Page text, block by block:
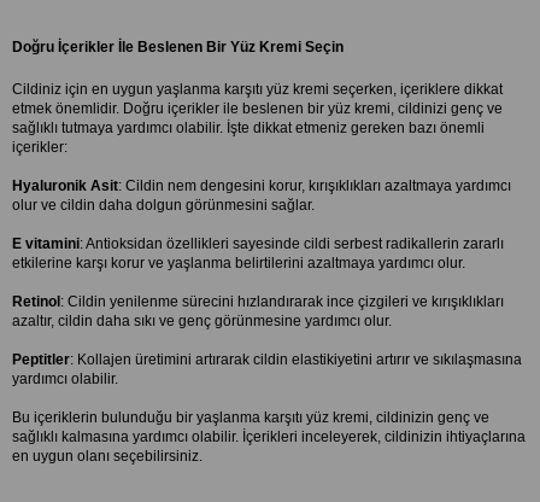
Doğru İçerikler İle Beslenen Bir Yüz Kremi Seçin
Cildiniz için en uygun yaşlanma karşıtı yüz kremi seçerken, içeriklere dikkat
etmek önemlidir. Doğru içerikler ile beslenen bir yüz kremi, cildinizi genç ve
sağlıklı tutmaya yardımcı olabilir. İşte dikkat etmeniz gereken bazı önemli
içerikler:
Hyaluronik Asit: Cildin nem dengesini korur, kırışıklıkları azaltmaya yardımcı
olur ve cildin daha dolgun görünmesini sağlar.
E vitamini: Antioksidan özellikleri sayesinde cildi serbest radikallerin zararlı
etkilerine karşı korur ve yaşlanma belirtilerini azaltmaya yardımcı olur.
Retinol: Cildin yenilenme sürecini hızlandırarak ince çizgileri ve kırışıklıkları
azaltır, cildin daha sıkı ve genç görünmesine yardımcı olur.
Peptitler: Kollajen üretimini artırarak cildin elastikiyetini artırır ve sıkılaşmasına
yardımcı olabilir.
Bu içeriklerin bulunduğu bir yaşlanma karşıtı yüz kremi, cildinizin genç ve
sağlıklı kalmasına yardımcı olabilir. İçerikleri inceleyerek, cildinizin ihtiyaçlarına
en uygun olanı seçebilirsiniz.